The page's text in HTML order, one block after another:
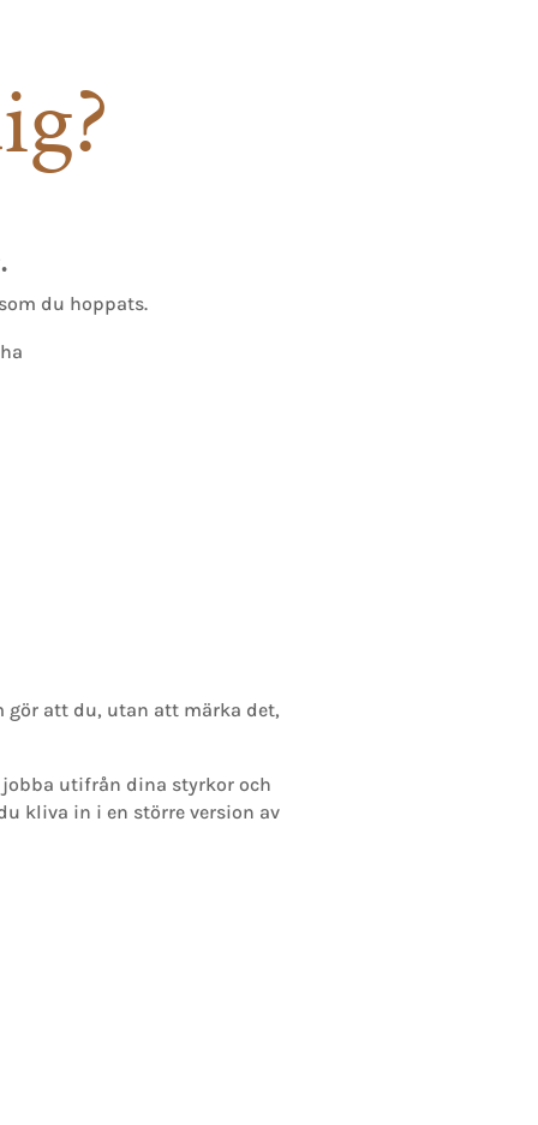
du hoppats.
gör att du, utan att märka det,
utifrån dina styrkor och
kliva in i en större version av